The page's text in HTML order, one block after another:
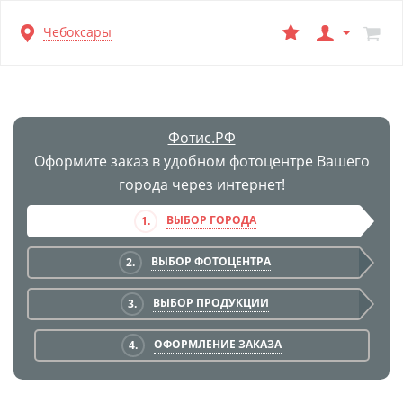
Перейти
к
Чебоксары
Фотис.РФ
Оформите заказ в удобном фотоцентре Вашего
города через интернет!
1. ВЫБОР ГОРОДА
2. ВЫБОР ФОТОЦЕНТРА
3. ВЫБОР ПРОДУКЦИИ
4. ОФОРМЛЕНИЕ ЗАКАЗА